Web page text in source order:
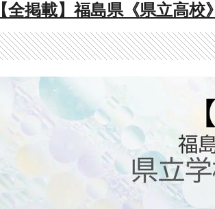
【全掲載】福島県《県立高